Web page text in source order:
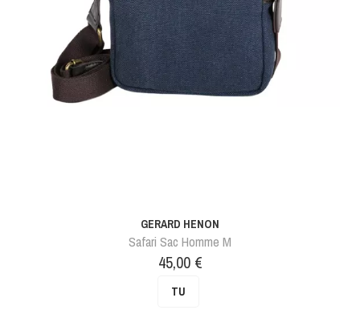
GERARD HENON
Safari Sac Homme M
Prix
45,00 €
TU